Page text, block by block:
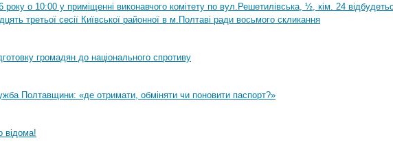
року о 10:00 у приміщенні виконавчого комітету по вул.Решетилівська, ½, кім. 24
третьої сесії Київської районної в м.Полтаві ради восьмого скликання
громадян до національного спротиву
Полтавщини: «де отримати, обміняти чи поновити паспорт?»
відома!